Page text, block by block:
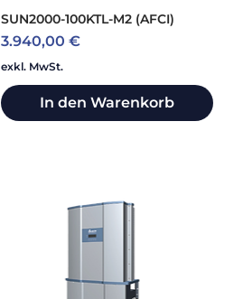
SUN2000-100KTL-M2 (AFCI)
Preis
3.940,00 €
exkl. MwSt.
In den Warenkorb